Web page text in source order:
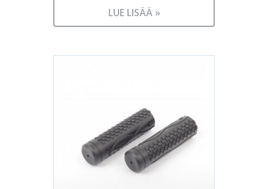
LUE LISÄÄ »